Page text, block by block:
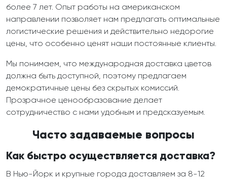
более 7 лет. Опыт работы на американском
направлении позволяет нам предлагать оптимальные
логистические решения и действительно недорогие
цены, что особенно ценят наши постоянные клиенты.
Мы понимаем, что международная доставка цветов
должна быть доступной, поэтому предлагаем
демократичные цены без скрытых комиссий.
Прозрачное ценообразование делает
сотрудничество с нами удобным и предсказуемым.
Часто задаваемые вопросы
Как быстро осуществляется доставка?
В Нью-Йорк и крупные города доставляем за 8-12